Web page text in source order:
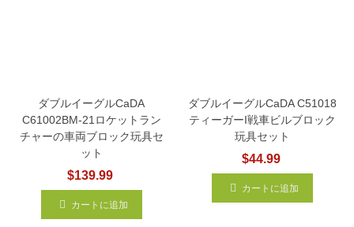
ダブルイーグルCaDA
C61002BM-21ロケットラン
チャーの車両ブロック玩具セ
ット
$139.99
カートに追加
ダブルイーグルCaDA C51018
ティーガーi戦車ビルブロック
玩具セット
$44.99
カートに追加